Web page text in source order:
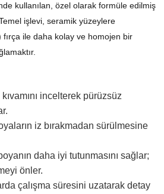
kullanılan, özel olarak formüle edilmiş
işlevi, seramik yüzeylere
fırça ile daha kolay ve homojen bir
incelterek pürüzsüz
iz bırakmadan sürülmesine
daha iyi tutunmasını sağlar;
önler.
çalışma süresini uzatarak detay